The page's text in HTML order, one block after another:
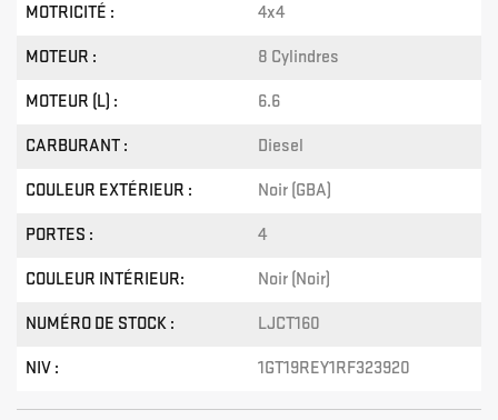
MOTRICITÉ : 4x4
MOTEUR : 8 Cylindres
MOTEUR (L) : 6.6
CARBURANT : Diesel
COULEUR EXTÉRIEUR : Noir (GBA)
PORTES : 4
COULEUR INTÉRIEUR: Noir (Noir)
NUMÉRO DE STOCK : LJCT160
NIV : 1GT19REY1RF323920